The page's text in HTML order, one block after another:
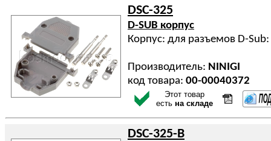
DSC-325
D-SUB корпус
Корпус: для разъемов D-
Производитель: NINIGI
код товара: 00-00040372
Этот товар
есть на складе
DSC-325-B